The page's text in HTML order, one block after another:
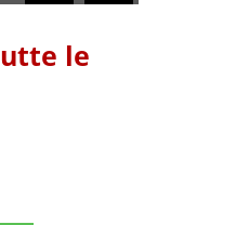
le